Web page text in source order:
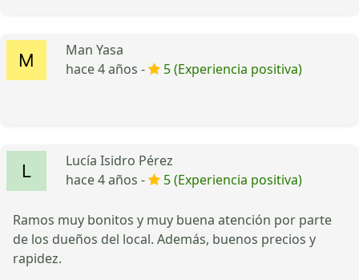
Man Yasa
hace 4 años -
5 (Experiencia positiva)
Lucía Isidro Pérez
hace 4 años -
5 (Experiencia positiva)
Ramos muy bonitos y muy buena atención por parte
de los dueños del local. Además, buenos precios y
rapidez.